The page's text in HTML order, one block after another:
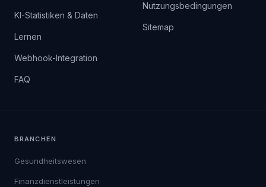
KI-Statistiken & Daten
Lernen
Webhook-Integration
FAQ
Nutzungsbedingungen
Sitemap
BRANCHEN
Gesundheitswesen
Finanzdienstleistungen